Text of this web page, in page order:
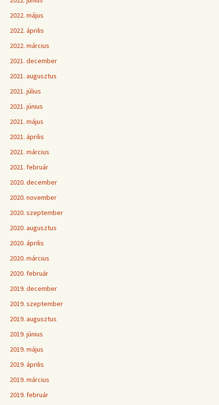
2022. május
2022. április
2022. március
2021. december
2021. augusztus
2021. július
2021. június
2021. május
2021. április
2021. március
2021. február
2020. december
2020. november
2020. szeptember
2020. augusztus
2020. április
2020. március
2020. február
2019. december
2019. szeptember
2019. augusztus
2019. június
2019. május
2019. április
2019. március
2019. február